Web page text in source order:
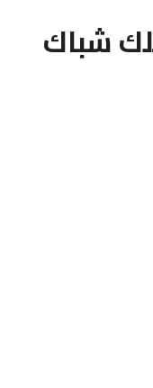
شباك